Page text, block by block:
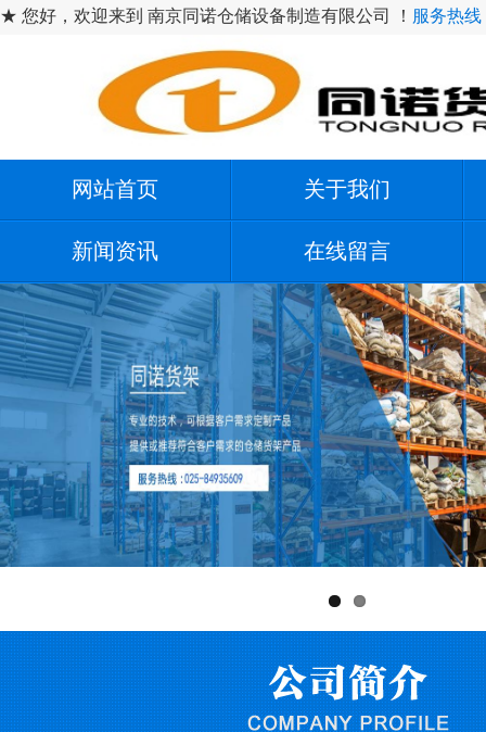
★ 您好，欢迎来到 南京同诺仓储设备制造有限公司 ！ 服务热线
网站首页 关于我们
新闻资讯 在线留言